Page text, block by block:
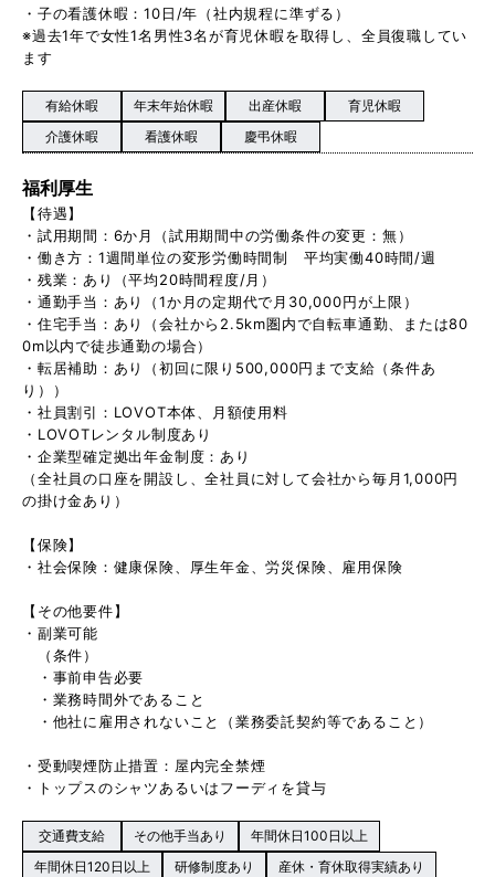
・子の看護休暇：10日/年（社内規程に準ずる）
※過去1年で女性1名男性3名が育児休暇を取得し、全員復職してい
ます
有給休暇 年末年始休暇 出産休暇
育児休暇
介護休暇
看護休暇 慶弔休暇
福利厚生
【待遇】
・試⽤期間：6か月（試用期間中の労働条件の変更：無）
・働き方：1週間単位の変形労働時間制 平均実働40時間/週
・残業：あり（平均20時間程度/月）
・通勤手当：あり（1か月の定期代で月30,000円が上限）
・住宅手当：あり（会社から2.5km圏内で自転車通勤、または80
0m以内で徒歩通勤の場合）
・転居補助：あり（初回に限り500,000円まで支給（条件あ
り））
・社員割引：LOVOT本体、月額使用料
・LOVOTレンタル制度あり
・企業型確定拠出年金制度：あり
（全社員の口座を開設し、全社員に対して会社から毎月1,000円
の掛け金あり）
【保険】
・社会保険：健康保険、厚⽣年⾦、労災保険、雇⽤保険
【その他要件】
・副業可能
（条件）
・事前申告必要
・業務時間外であること
・他社に雇用されないこと（業務委託契約等であること）
・受動喫煙防⽌措置：屋内完全禁煙
・トップスのシャツあるいはフーディを貸与
交通費支給 その他手当あり
年間休日100日以上
年間休日120日以上
研修制度あり
産休・育休取得実績あり